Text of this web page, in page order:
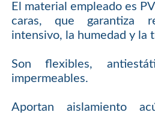
El material empleado es
caras, que garantiza
intensivo, la humedad y la
Son flexibles,
impermeables.
Aportan aislamiento